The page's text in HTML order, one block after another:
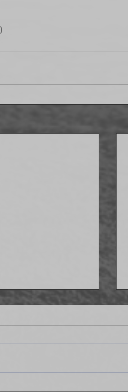
osiem goli Delcie - IV